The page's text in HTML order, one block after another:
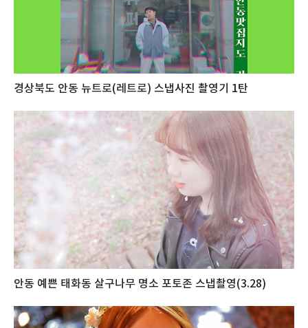
경상북도 안동 뉴트로(레트로) 스냅사진 촬영기 1탄
안동 예쁜 태화동 살구나무 명소 포토존 스냅촬영(3.28)